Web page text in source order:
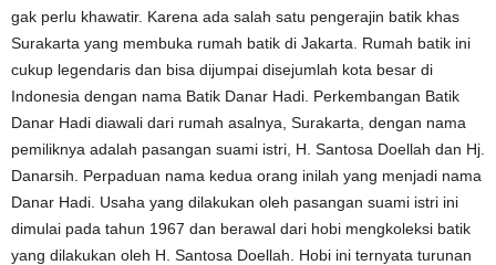
gak perlu khawatir. Karena ada salah satu pengerajin batik khas
Surakarta yang membuka rumah batik di Jakarta. Rumah batik ini
cukup legendaris dan bisa dijumpai disejumlah kota besar di
Indonesia dengan nama Batik Danar Hadi. Perkembangan Batik
Danar Hadi diawali dari rumah asalnya, Surakarta, dengan nama
pemiliknya adalah pasangan suami istri, H. Santosa Doellah dan Hj.
Danarsih. Perpaduan nama kedua orang inilah yang menjadi nama
Danar Hadi. Usaha yang dilakukan oleh pasangan suami istri ini
dimulai pada tahun 1967 dan berawal dari hobi mengkoleksi batik
yang dilakukan oleh H. Santosa Doellah. Hobi ini ternyata turunan